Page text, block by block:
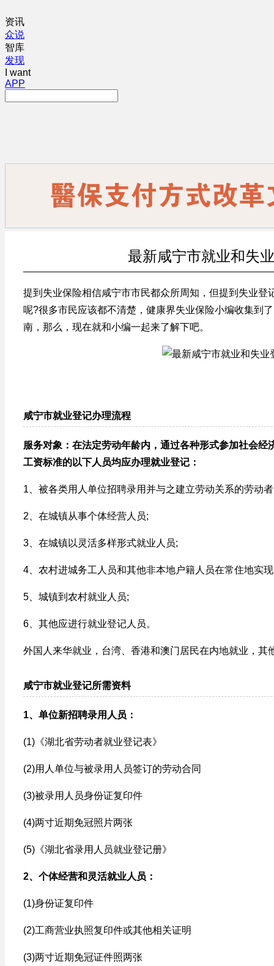
资讯
众说
智库
发现
I want
APP
最新咸宁市就业和失
提到失业保险相信咸宁市市民都众所周知，但提到失业
呢?很多市民应该都不清楚，健康界失业保险小编收集到
南，那么，现在就和小编一起来了解下吧。
咸宁市就业登记办理流程
服务对象：在法定劳动年龄内，通过各种形式参加社会
工资标准的以下人员均应办理就业登记：
1、被各类用人单位招聘录用并与之建立劳动关系的劳动
2、在城镇从事个体经营人员;
3、在城镇以灵活多样形式就业人员;
4、农村进城务工人员和其他非本地户籍人员在常住地实
5、城镇到农村就业人员;
6、其他应进行就业登记人员。
外国人来华就业，台湾、香港和澳门居民在内地就业，其
咸宁市就业登记所需资料
1、单位新招聘录用人员：
(1)《湖北省劳动者就业登记表》
(2)用人单位与被录用人员签订的劳动合同
(3)被录用人员身份证复印件
(4)两寸近期免冠照片两张
(5)《湖北省录用人员就业登记册》
2、个体经营和灵活就业人员：
(1)身份证复印件
(2)工商营业执照复印件或其他相关证明
(3)两寸近期免冠证件照两张